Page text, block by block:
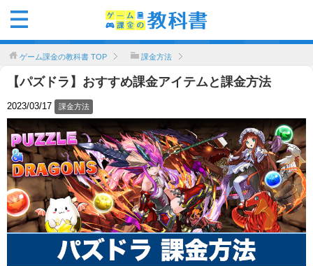
ゲーム課金の教科書 TOP 課金方法
【パズドラ】おすすめ課金アイテムと課金方法
2023/03/17 課金方法